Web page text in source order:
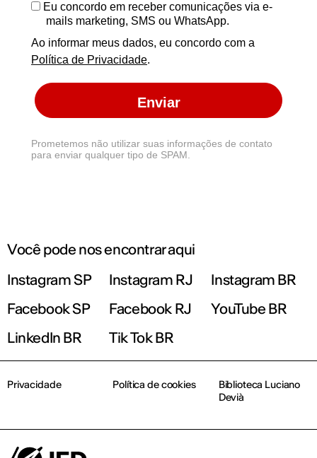
Eu concordo em receber comunicações via e-
mails marketing, SMS ou WhatsApp.
Ao informar meus dados, eu concordo com a
Política de Privacidade.
Enviar
Prometemos não utilizar suas informações de contato
para enviar qualquer tipo de SPAM.
Você pode nos encontrar aqui
Instagram SP
Instagram RJ
Instagram BR
Facebook SP
Facebook RJ
YouTube BR
LinkedIn BR
Tik Tok BR
Privacidade Política de cookies
Biblioteca Luciano
Devià